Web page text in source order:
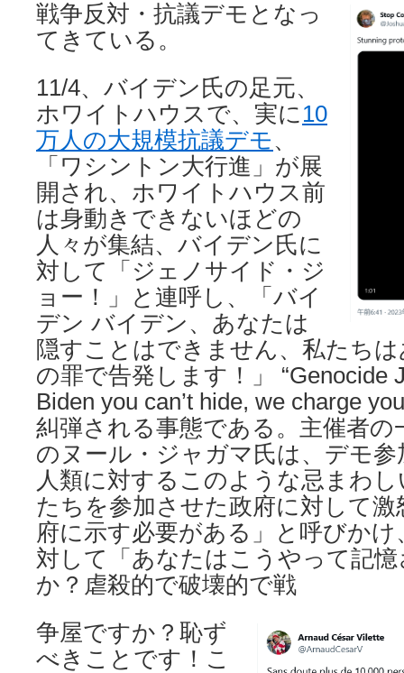
戦争反対・抗議デモとなっ
てきている。
11/4、バイデン氏の足元、
ホワイトハウスで、実に 10
万人の大規模抗議デモ、
「ワシントン大行進」が展
開され、ホワイトハウス前
は身動きできないほどの
人々が集結、バイデン氏に
対して「ジェノサイド・ジ
ョー！」と連呼し、「バイ
デン バイデン、あなたは
隠すことはできません、私たち
の罪で告発します！」 “Genocide
Biden you can’t hide, we charge
糾弾される事態である。主催者
のヌール・ジャガマ氏は、デモ
人類に対するこのような忌まわ
たちを参加させた政府に対して
府に示す必要がある」と呼びか
対して「あなたはこうやって記
か？虐殺的で破壊的で戦
争屋ですか？恥ず
べきことです！こ